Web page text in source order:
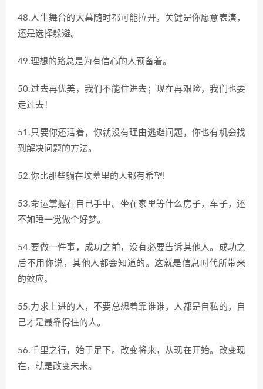
48.人生舞台的大幕随时都可能拉开，关键是你愿意表演，
还是选择躲避。
49.理想的路总是为有信心的人预备着。
50.过去再优美，我们不能住进去；现在再艰险，我们也要
走过去！
51.只要你还活着，你就没有理由逃避问题，你也有机会找
到解决问题的方法。
52.你比那些躺在坟墓里的人都有希望!
53.命运掌握在自己手中。坐在家里等什么房子，车子，还
不如睡一觉做个好梦。
54.要做一件事，成功之前，没有必要告诉其他人。成功之
后不用你说，其他人都会知道的。这就是信息时代所带来
的效应。
55.力求上进的人，不要总想着靠谁谁，人都是自私的，自
己才是最靠得住的人。
56.千里之行，始于足下。改变将来，从现在开始。改变现
在，就是改变未来。